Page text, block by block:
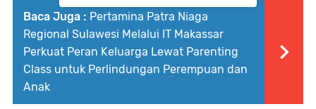
Baca Juga : Pertamina Patra Niaga
Regional Sulawesi Melalui IT Makassar
Perkuat Peran Keluarga Lewat Parenting
Class untuk Perlindungan Perempuan dan
Anak